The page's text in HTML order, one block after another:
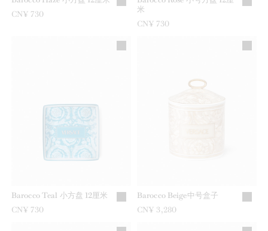
CN¥ 730
米
CN¥ 730
Barocco Teal 小方盘 12厘米
CN¥ 730
Barocco Beige中号盒子
CN¥ 3,280